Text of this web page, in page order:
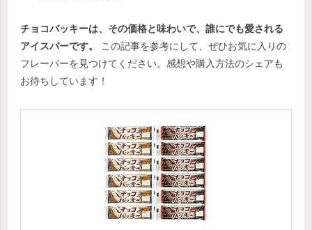
チョコバッキーは、その価格と味わいで、誰にでも愛される
アイスバーです。
この記事を参考にして、ぜひお気に入りの
フレーバーを見つけてください。感想や購入方法のシェアも
お待ちしています！